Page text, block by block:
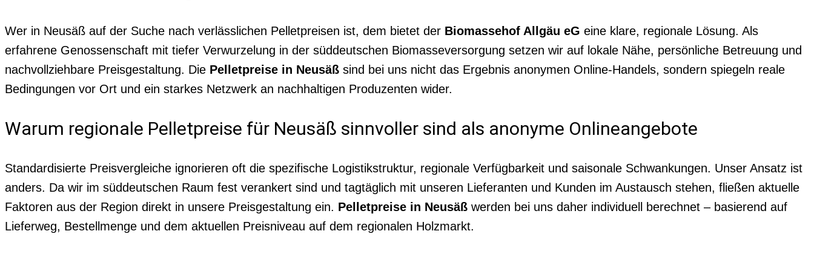
Wer in Neusäß auf der Suche nach verlässlichen Pelletpreisen ist, dem bietet der Biomassehof Allgäu eG eine klare, regionale Lösung. Als
erfahrene Genossenschaft mit tiefer Verwurzelung in der süddeutschen Biomasseversorgung setzen wir auf lokale Nähe, persönliche Betreuung und
nachvollziehbare Preisgestaltung. Die Pelletpreise in Neusäß sind bei uns nicht das Ergebnis anonymen Online-Handels, sondern spiegeln reale
Bedingungen vor Ort und ein starkes Netzwerk an nachhaltigen Produzenten wider.
Warum regionale Pelletpreise für Neusäß sinnvoller sind als anonyme Onlineangebote
Standardisierte Preisvergleiche ignorieren oft die spezifische Logistikstruktur, regionale Verfügbarkeit und saisonale Schwankungen. Unser Ansatz ist
anders. Da wir im süddeutschen Raum fest verankert sind und tagtäglich mit unseren Lieferanten und Kunden im Austausch stehen, fließen aktuelle
Faktoren aus der Region direkt in unsere Preisgestaltung ein. Pelletpreise in Neusäß werden bei uns daher individuell berechnet – basierend auf
Lieferweg, Bestellmenge und dem aktuellen Preisniveau auf dem regionalen Holzmarkt.